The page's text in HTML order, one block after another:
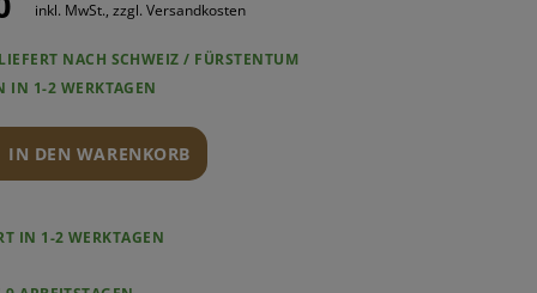
inkl. MwSt., zzgl. Versandkosten
NACH SCHWEIZ / FÜRSTENTUM
IN 1-2 WERKTAGEN
IN DEN WARENKORB
IN 1-2 WERKTAGEN